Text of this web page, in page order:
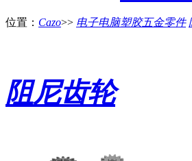
位置： Cazo>> 电子电脑塑胶五金零件
阻尼齿轮